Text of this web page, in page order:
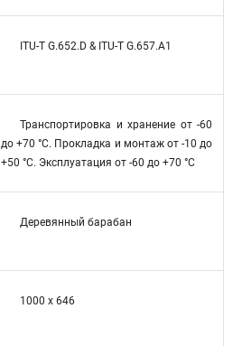
ITU-T G.652.D & ITU-T G.657.A1
Транспортировка и хранение от -60
до +70 °C. Прокладка и монтаж от -10 до
+50 °C. Эксплуатация от -60 до +70 °C
Деревянный барабан
1000 х 646